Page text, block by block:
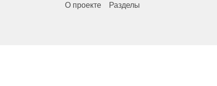
О проекте Разделы